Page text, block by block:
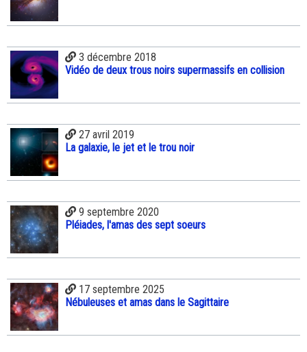
3 décembre 2018
Vidéo de deux trous noirs supermassifs en collision
27 avril 2019
La galaxie, le jet et le trou noir
9 septembre 2020
Pléiades, l'amas des sept soeurs
17 septembre 2025
Nébuleuses et amas dans le Sagittaire